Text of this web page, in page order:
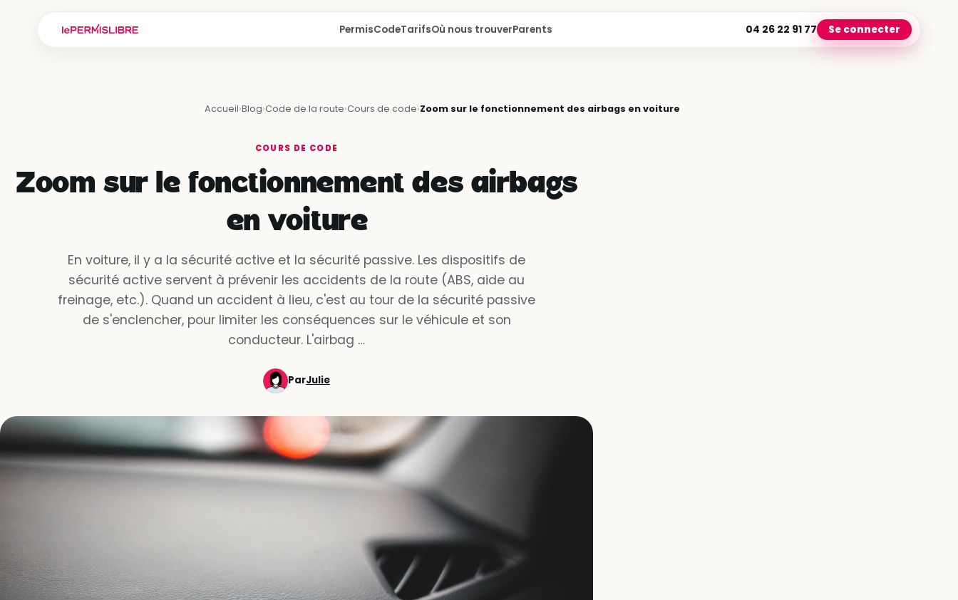
PermisCodeTarifsOù nous trouverParents 04 26 22 91 77 Se connecter
Accueil›Blog›Code de la route›Cours de code›Zoom sur le fonctionnement des airbags en voiture
COURS DE CODE
Zoom sur le fonctionnement des airbags
en voiture
En voiture, il y a la sécurité active et la sécurité passive. Les dispositifs de
sécurité active servent à prévenir les accidents de la route (ABS, aide au
freinage, etc.). Quand un accident à lieu, c'est au tour de la sécurité passive
de s'enclencher, pour limiter les conséquences sur le véhicule et son
conducteur. L'airbag …
ParJulie